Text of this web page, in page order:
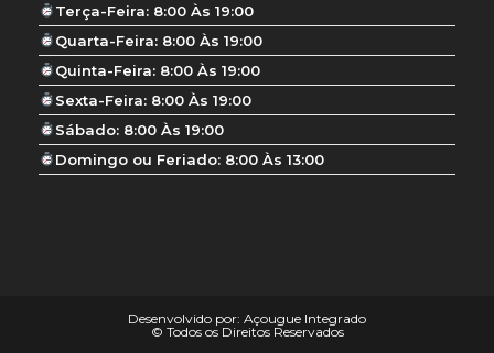
Terça-Feira: 8:00 Às 19:00
Quarta-Feira: 8:00 Às 19:00
Quinta-Feira: 8:00 Às 19:00
Sexta-Feira: 8:00 Às 19:00
Sábado: 8:00 Às 19:00
Domingo ou Feriado: 8:00 Às 13:00
Desenvolvido por: Açougue Integrado
© Todos os Direitos Reservados